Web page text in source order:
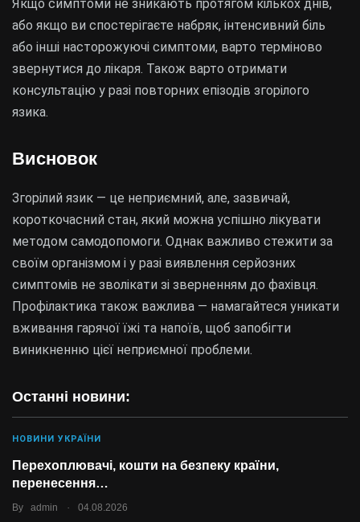
Останні новини:
НОВИНИ УКРАЇНИ
Перехоплювачі, кошти на безпеку країни,
перенесення…
By admin . 04.08.2026
Якщо симптоми не зникають протягом кількох днів,
або якщо ви спостерігаєте набряк, інтенсивний біль
або інші насторожуючі симптоми, варто терміново
звернутися до лікаря. Також варто отримати
консультацію у разі повторних епізодів згорілого
язика.
Висновок
Згорілий язик — це неприємний, але, зазвичай,
короткочасний стан, який можна успішно лікувати
методом самодопомоги. Однак важливо стежити за
своїм організмом і у разі виявлення серйозних
симптомів не зволікати зі зверненням до фахівця.
Профілактика також важлива — намагайтеся уникати
вживання гарячої їжі та напоїв, щоб запобігти
виникненню цієї неприємної проблеми.